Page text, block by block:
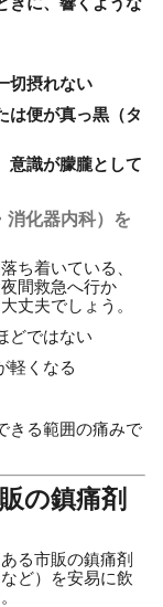
切摂れない
は便が真っ黒（タ
意識が朦朧として
化器内科）を
ち着いている、
間救急へ行か
丈夫でしょう。
どではない
軽くなる
きる範囲の痛みで
の鎮痛剤
る市販の鎮痛剤
ど）を安易に飲